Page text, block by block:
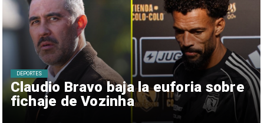
Claudio Bravo baja la euforia sobre
fichaje de Vozinha
DEPORTES